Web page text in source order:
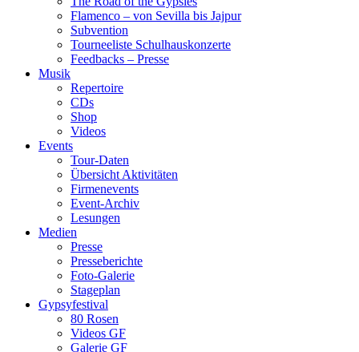
Flamenco – von Sevilla bis Jajpur
Subvention
Tourneeliste Schulhauskonzerte
Feedbacks – Presse
Musik
Repertoire
CDs
Shop
Videos
Events
Tour-Daten
Übersicht Aktivitäten
Firmenevents
Event-Archiv
Lesungen
Medien
Presse
Presseberichte
Foto-Galerie
Stageplan
Gypsyfestival
80 Rosen
Videos GF
Galerie GF